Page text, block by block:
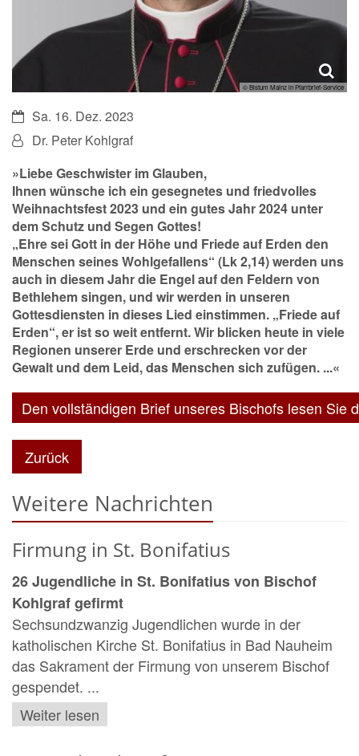
© Bistum Mainz in Pfarrbrief-Service
Datum:Sa. 16. Dez. 2023
Von:Dr. Peter Kohlgraf
»Liebe Geschwister im Glauben,
Ihnen wünsche ich ein gesegnetes und friedvolles
Weihnachtsfest 2023 und ein gutes Jahr 2024 unter
dem Schutz und Segen Gottes!
„Ehre sei Gott in der Höhe und Friede auf Erden den
Menschen seines Wohlgefallens“ (Lk 2,14) werden uns
auch in diesem Jahr die Engel auf den Feldern von
Bethlehem singen, und wir werden in unseren
Gottesdiensten in dieses Lied einstimmen. „Friede auf
Erden“, er ist so weit entfernt. Wir blicken heute in viele
Regionen unserer Erde und erschrecken vor der
Gewalt und dem Leid, das Menschen sich zufügen. ...«
Den vollständigen Brief unseres Bischofs lesen Sie
Zurück
Weitere Nachrichten
Firmung in St. Bonifatius
26 Jugendliche in St. Bonifatius von Bischof
Kohlgraf gefirmt
Sechsundzwanzig Jugendlichen wurde in der
katholischen Kirche St. Bonifatius in Bad Nauheim
das Sakrament der Firmung von unserem Bischof
gespendet. ...
Weiter lesen